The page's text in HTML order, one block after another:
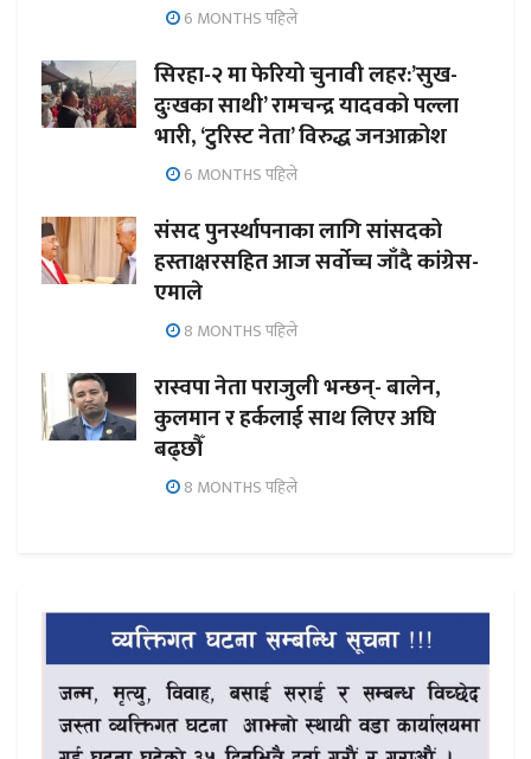
6 MONTHS पहिले
सिरहा-२ मा फेरियो चुनावी लहर:’सुख-
दुःखका साथी’ रामचन्द्र यादवको पल्ला
भारी, ‘टुरिस्ट नेता’ विरुद्ध जनआक्रोश
6 MONTHS पहिले
संसद पुनर्स्थापनाका लागि सांसदको
हस्ताक्षरसहित आज सर्वोच्च जाँदै कांग्रेस-
एमाले
8 MONTHS पहिले
रास्वपा नेता पराजुली भन्छन्- बालेन,
कुलमान र हर्कलाई साथ लिएर अघि
बढ्छौँ
8 MONTHS पहिले